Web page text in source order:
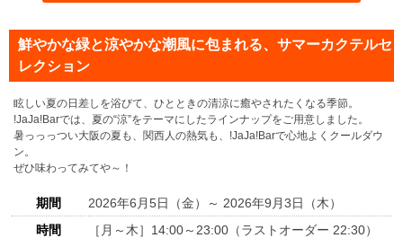
鮮やかな緑と涼やかな潮風に包まれる、サマーカクテルセ
レクション
眩しい夏の日差しを浴びて、ひとときの清涼に癒やされたくなる季節。
!JaJa!Barでは、夏の“涼”をテーマにしたラインナップをご用意しました。
暑っっっつい大阪の夏も、関西人の熱気も、!JaJa!Barで心地よくクールダウ
ン。
ぜひ味わってみてや～！
期間
2026年6月5日（金）～ 2026年9月3日（木）
時間
［月～木］14:00～23:00（ラストオーダー 22:30）